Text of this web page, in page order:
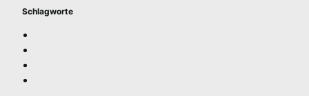
Schlagworte